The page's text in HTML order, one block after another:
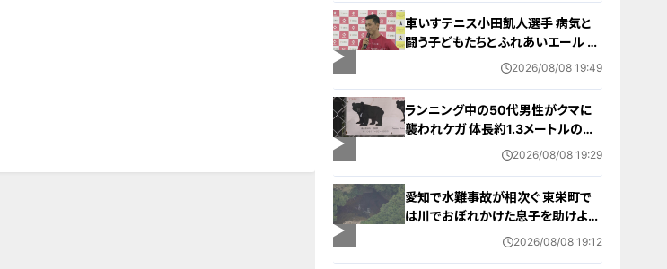
車いすテニス小田凱人選手 病気と
闘う子どもたちとふれあいエール ス
ポーツの楽しさ伝える 名古屋・緑区
2026/08/08 19:49
ランニング中の50代男性がクマに
襲われケガ 体長約1.3メートルのツ
キノワグマに腕や足をかまれる 「つ
岐阜・高山市
2026/08/08 19:29
愛知で水難事故が相次ぐ 東栄町で
は川でおぼれかけた息子を助けよう
とし父親が心肺停止の状態で搬送
2026/08/08 19:12